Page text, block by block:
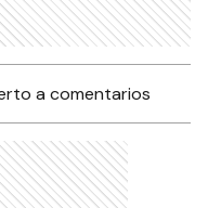
a comentarios